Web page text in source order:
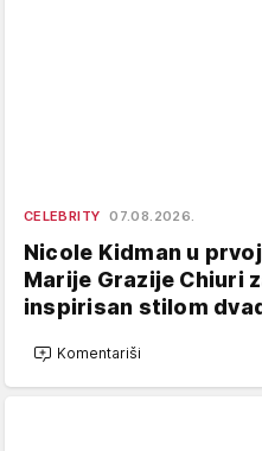
CELEBRITY 07.08.2026.
Nicole Kidman u
Marije Grazije Chiuri
inspirisan stilom
Komentariši